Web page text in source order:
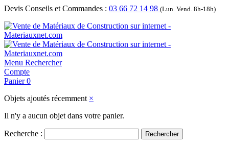
Devis Conseils et Commandes : 03 66 72 14 98 (Lun. Vend. 8h-18h)
Menu Rechercher
Compte
Panier 0
Objets ajoutés récemment ×
Il n'y a aucun objet dans votre panier.
Recherche : Rechercher